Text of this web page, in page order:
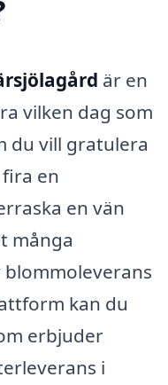
är en
vilken dag som
du vill gratulera
en
en vän
många
kan du
erbjuder
i